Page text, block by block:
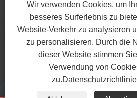
Industriezone Jiangzhai,
Yueqing, Provinz Zhejiang,
Copyright © 2024 Yueqing
Rechte vorbehalten.Links|
Wir verwenden Cookies, um
besseres Surferlebnis zu
Website-Verkehr zu analysieren
zu personalisieren. Durch die
dieser Website stimmen
Verwendung von
zu.Datenschutzrichtlinie